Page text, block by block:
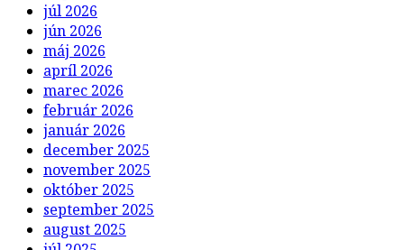
júl 2026
jún 2026
máj 2026
apríl 2026
marec 2026
február 2026
január 2026
december 2025
november 2025
október 2025
september 2025
august 2025